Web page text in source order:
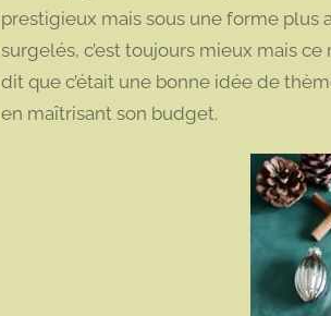
prestigieux mais sous une forme plus
surgelés, c’est toujours mieux mais
dit que c’était une bonne idée de
en maîtrisant son budget.